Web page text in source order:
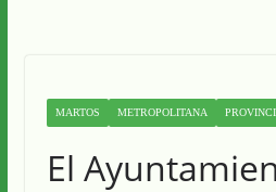
MARTOS METROPOLITANA
El